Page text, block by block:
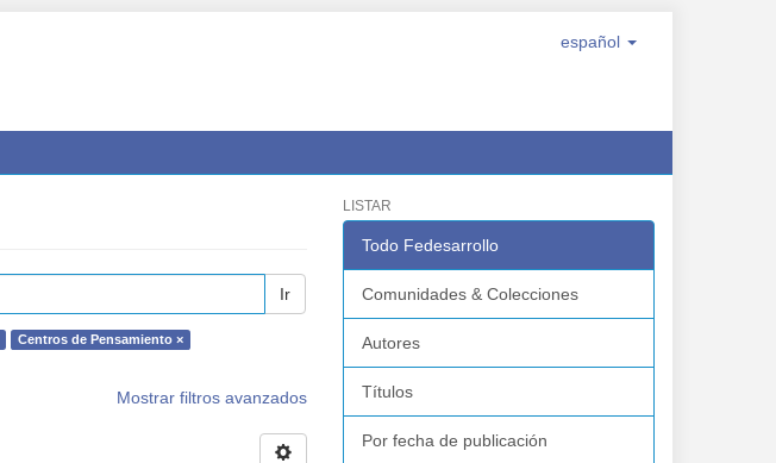
español
Ir
Centros de Pensamiento ×
Mostrar filtros avanzados
LISTAR
Todo Fedesarrollo
Comunidades & Colecciones
Autores
Títulos
Por fecha de publicación